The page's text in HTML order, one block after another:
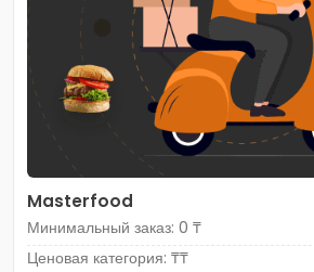
Masterfood
Минимальный заказ: 0 ₸
Ценовая категория: ₸₸